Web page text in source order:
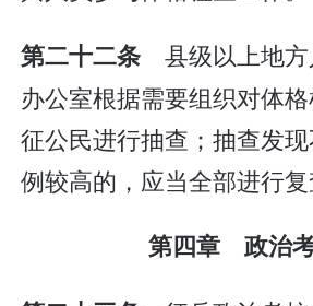
第二十二条 县级以上地
办公室根据需要组织对体
征公民进行抽查；抽查发
例较高的，应当全部进行复
第四章 政治